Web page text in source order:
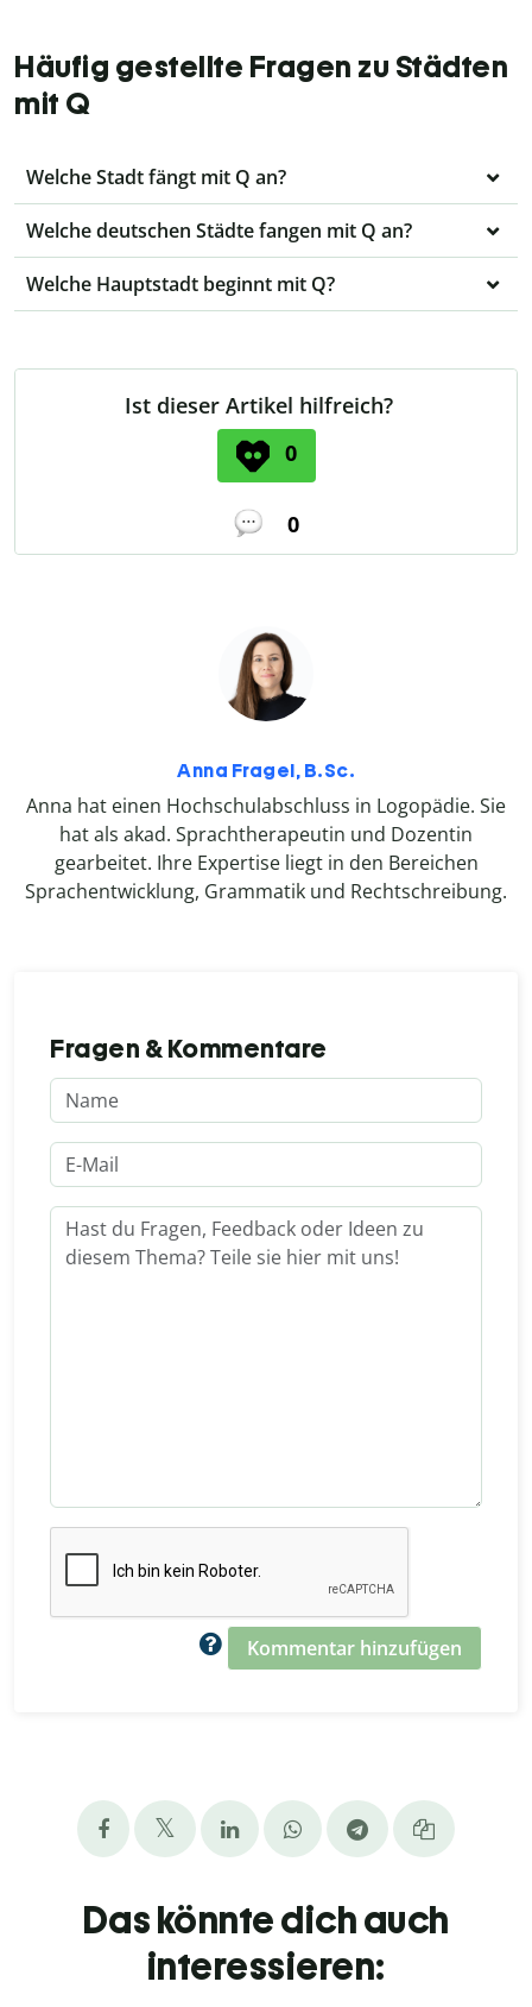
Häufig gestellte Fragen zu Städten
mit Q
Welche Stadt fängt mit Q an?
Welche deutschen Städte fangen mit Q an?
Welche Hauptstadt beginnt mit Q?
Ist dieser Artikel hilfreich?
0
0
Anna Fragel, B.Sc.
Anna hat einen Hochschulabschluss in Logopädie. Sie
hat als akad. Sprachtherapeutin und Dozentin
gearbeitet. Ihre Expertise liegt in den Bereichen
Sprachentwicklung, Grammatik und Rechtschreibung.
Fragen & Kommentare
Kommentar hinzufügen
Das könnte dich auch
interessieren: